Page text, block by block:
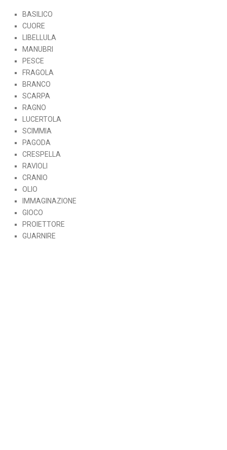
BASILICO
CUORE
LIBELLULA
MANUBRI
PESCE
FRAGOLA
BRANCO
SCARPA
RAGNO
LUCERTOLA
SCIMMIA
PAGODA
CRESPELLA
RAVIOLI
CRANIO
OLIO
IMMAGINAZIONE
GIOCO
PROIETTORE
GUARNIRE